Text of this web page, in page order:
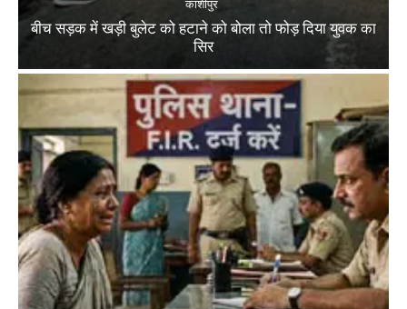
काशीपुर
बीच सड़क में खड़ी बुलेट को हटाने को बोला तो फोड़ दिया युवक का
सिर